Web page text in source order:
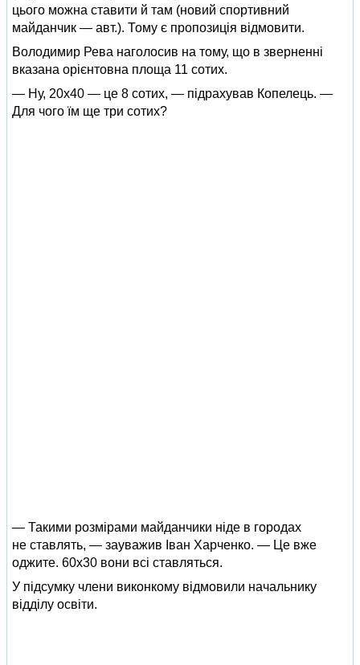
цього можна ставити й там (новий спортивний
майданчик — авт.). Тому є пропозиція відмовити.
Володимир Рева наголосив на тому, що в зверненні
вказана орієнтовна площа 11 сотих.
— Ну, 20х40 — це 8 сотих, — підрахував Копелець. —
Для чого їм ще три сотих?
— Такими розмірами майданчики ніде в городах
не ставлять, — зауважив Іван Харченко. — Це вже
оджите. 60х30 вони всі ставляться.
У підсумку члени виконкому відмовили начальнику
відділу освіти.